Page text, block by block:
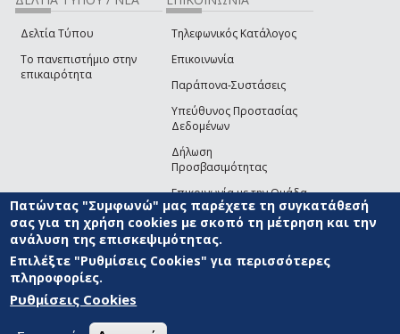
Δελτία Τύπου
Το πανεπιστήμιο στην
επικαιρότητα
Τηλεφωνικός Κατάλογος
Επικοινωνία
Παράπονα-Συστάσεις
Υπεύθυνος Προστασίας
Δεδομένων
Δήλωση
Προσβασιμότητας
Επικοινωνία με την Ομάδα
Ανάπτυξης του site(link sends e-mail)
© ΠΑΝΕΠΙΣΤΗΜΙΟ ΑΙΓΑΙΟΥ ΟΡΟΙ ΧΡΗΣΗΣ
ΑΝΑΠΤΥΞΗΣ
Πατώντας "Συμφωνώ" μας παρέχετε τη συγκατάθεσή
σας για τη χρήση cookies με σκοπό τη μέτρηση και την
ανάλυση της επισκεψιμότητας.
Επιλέξτε "Ρυθμίσεις Cookies" για περισσότερες
πληροφορίες.
Ρυθμίσεις Cookies